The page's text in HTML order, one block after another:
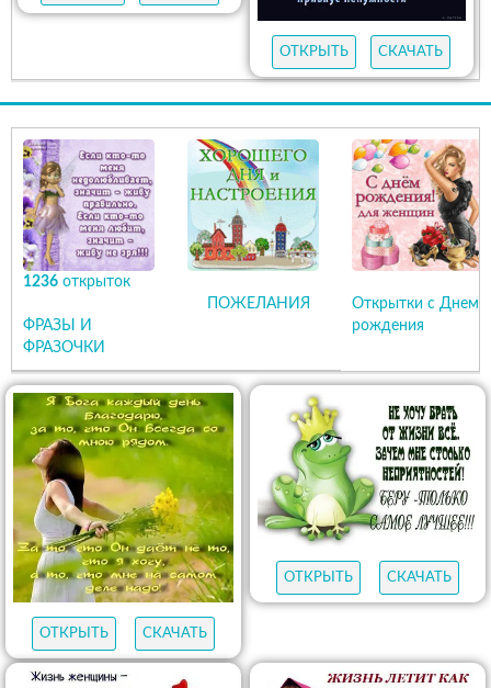
ОТКРЫТЬ СКАЧАТЬ
1236 открыток
ФРАЗЫ И
ФРАЗОЧКИ
ПОЖЕЛАНИЯ
Открытки с Днем
рождения
ОТКРЫТЬ СКАЧАТЬ
ОТКРЫТЬ СКАЧАТЬ